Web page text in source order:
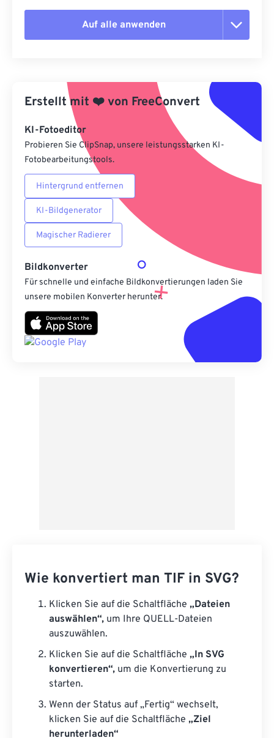
Auf alle anwenden
Aus Vorgabe anwenden
Als Vorgabe speichern
Erstellt mit ❤️von FreeConvert
KI-Fotoeditor
Probieren Sie ClipSnap, unsere leistungsstarken KI-
Fotobearbeitungstools.
Hintergrund entfernen
KI-Bildgenerator
Magischer Radierer
Bildkonverter
Für schnelle und einfache Bildkonvertierungen laden Sie
unsere mobilen Konverter herunter.
Wie konvertiert man TIF in SVG?
Klicken Sie auf die Schaltfläche „Dateien
auswählen“, um Ihre QUELL-Dateien
auszuwählen.
Klicken Sie auf die Schaltfläche „In SVG
konvertieren“, um die Konvertierung zu
starten.
Wenn der Status auf „Fertig“ wechselt,
klicken Sie auf die Schaltfläche „Ziel
herunterladen“